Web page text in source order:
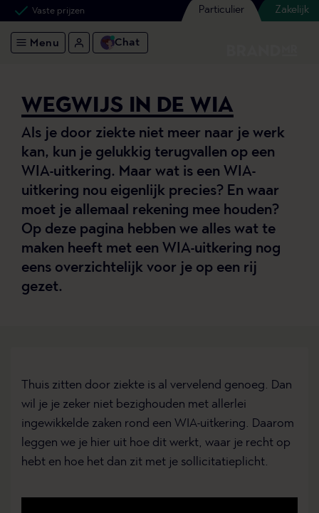
Vaste prijzen Particulier Zakelijk
Menu Chat
WEGWIJS IN DE WIA
Als je door ziekte niet meer naar je werk
kan, kun je gelukkig terugvallen op een
WIA-uitkering. Maar wat is een WIA-
uitkering nou eigenlijk precies? En waar
moet je allemaal rekening mee houden?
Op deze pagina hebben we alles wat te
maken heeft met een WIA-uitkering nog
eens overzichtelijk voor je op een rij
gezet.
Thuis zitten door ziekte is al vervelend genoeg. Dan
wil je je zeker niet bezighouden met allerlei
ingewikkelde zaken rond een WIA-uitkering. Daarom
leggen we je hier uit hoe dit werkt, waar je recht op
hebt en hoe het dan zit met je sollicitatieplicht.